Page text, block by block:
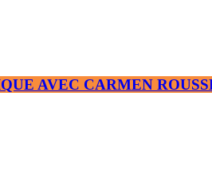
AVEC CARMEN